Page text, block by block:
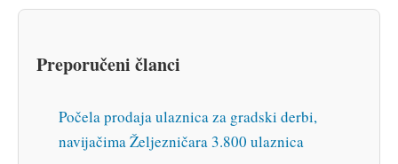
Preporučeni članci
Počela prodaja ulaznica za gradski derbi,
navijačima Željezničara 3.800 ulaznica